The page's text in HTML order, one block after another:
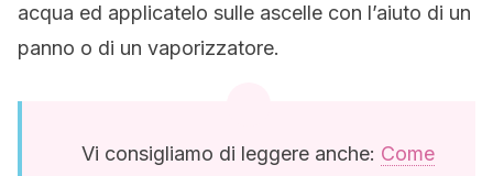
acqua ed applicatelo sulle ascelle con l’aiuto di un
panno o di un vaporizzatore.
Vi consigliamo di leggere anche: Come